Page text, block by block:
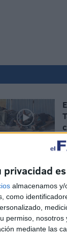
privacidad
almacenamos
como
permiso, nosotros
mediante las